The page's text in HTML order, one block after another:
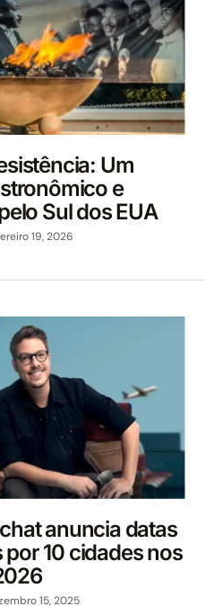
Um
e
Sul dos EUA
19, 2026
anuncia datas
10 cidades nos
15, 2025